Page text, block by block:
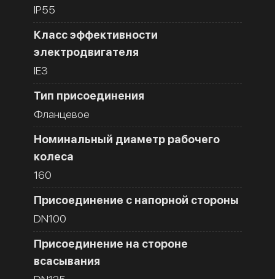
IP55
Класс эффективности
электродвигателя
IE3
Тип присоединения
Фланцевое
Номинальный диаметр рабочего
колеса
160
Присоединение с напорной стороны
DN100
Присоединение на стороне
всасывания